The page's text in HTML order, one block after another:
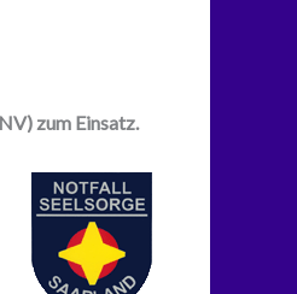
zum Einsatz.